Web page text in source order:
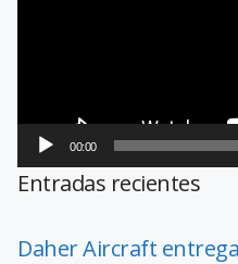
00:00
Entradas recientes
Daher Aircraft